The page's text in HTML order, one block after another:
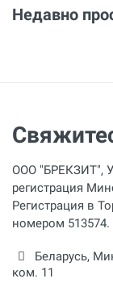
Недавно
ООО "БРЕКЗИТ",
регистрация
Регистрация в
номером 513574.
Беларусь,
ком. 11